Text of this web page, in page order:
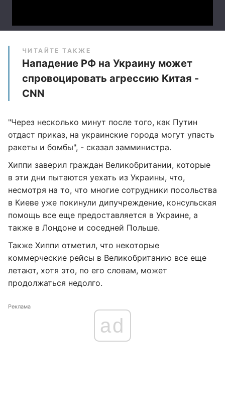
ЧИТАЙТЕ ТАКЖЕ
Нападение РФ на Украину может
спровоцировать агрессию Китая -
CNN
"Через несколько минут после того, как Путин
отдаст приказ, на украинские города могут упасть
ракеты и бомбы", - сказал замминистра.
Хиппи заверил граждан Великобритании, которые
в эти дни пытаются уехать из Украины, что,
несмотря на то, что многие сотрудники посольства
в Киеве уже покинули дипучреждение, консульская
помощь все еще предоставляется в Украине, а
также в Лондоне и соседней Польше.
Также Хиппи отметил, что некоторые
коммерческие рейсы в Великобританию все еще
летают, хотя это, по его словам, может
продолжаться недолго.
Реклама
ad